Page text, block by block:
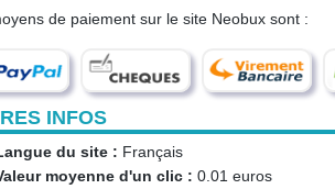
de paiement sur le site Neobux sont :
INFOS
du site : Français
moyenne d'un clic : 0.01 euros